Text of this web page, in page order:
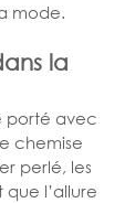
mode.
la
porté avec
chemise
perlé, les
l’allure